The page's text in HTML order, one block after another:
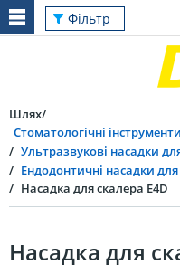
Фільтр
Шлях
Стоматологічні інструменти
Ультразвукові насадки
Ендодонтичні насадки
Насадка для скалера E4D
Насадка для